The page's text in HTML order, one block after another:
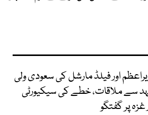
اور فیلڈ مارشل کی سعودی ولی
سے ملاقات، خطے کی سیکیورٹی
غزہ پر گفتگو